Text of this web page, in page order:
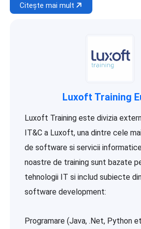
Citește mai mult
Luxoft Training
Luxoft Training este divizia
IT&C a Luxoft, una dintre cele
de software si servicii
noastre de training sunt bazate
tehnologii IT si includ subiecte
software development:
Programare (Java, .Net, Python